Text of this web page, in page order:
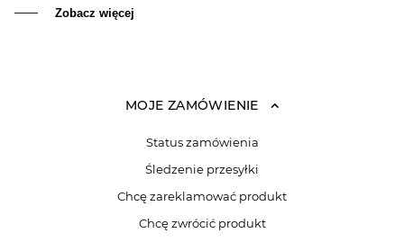
Zobacz więcej
MOJE ZAMÓWIENIE
Status zamówienia
Śledzenie przesyłki
Chcę zareklamować produkt
Chcę zwrócić produkt